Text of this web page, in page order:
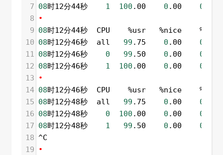
7 08时12分44秒 1 100 .00 0 .00 0
8
•
9 08时12分44秒  CPU    %usr   %nice
10 08时12分46秒  all 99 .75 0 .00 0
11 08时12分46秒 0 99 .50 0 .00 0
12 08时12分46秒 1 100 .00 0 .00 0
13
•
14 08时12分46秒  CPU    %usr   %nice
15 08时12分48秒  all 99 .75 0 .00 0
16 08时12分48秒 0 100 .00 0 .00 0
17 08时12分48秒 1 99 .50 0 .00 0
18 ^C
19
•